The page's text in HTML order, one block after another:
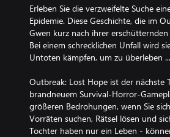
Erleben Sie die verzweifelte Suche
Epidemie. Diese Geschichte, die im
Gwen kurz nach ihrer
Bei einem schrecklichen Unfall wird
Untoten kämpfen, um zu überleben
Outbreak: Lost Hope ist der
brandneuem Survival-Horror-
größeren Bedrohungen, wenn Sie
Vorräten suchen, Rätsel lösen und
Tochter haben nur ein Leben -